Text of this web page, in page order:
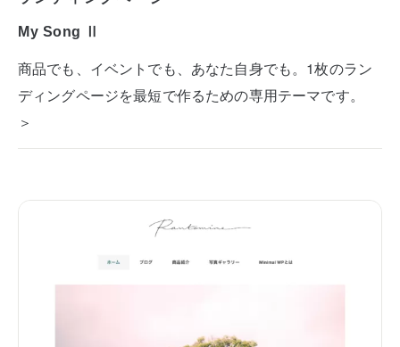
My Song Ⅱ
商品でも、イベントでも、あなた自身でも。1枚のラン
ディングページを最短で作るための専用テーマです。
＞